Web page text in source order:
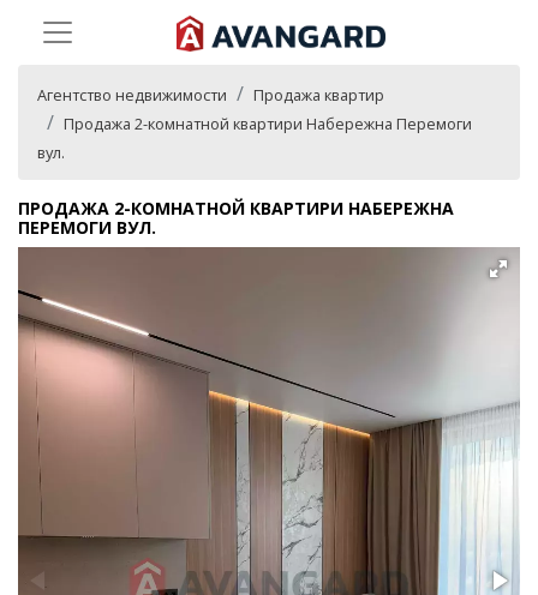
Агентство недвижимости
Продажа квартир
Продажа 2-комнатной квартири Набережна Перемоги
вул.
ПРОДАЖА 2-КОМНАТНОЙ КВАРТИРИ НАБЕРЕЖНА
ПЕРЕМОГИ ВУЛ.